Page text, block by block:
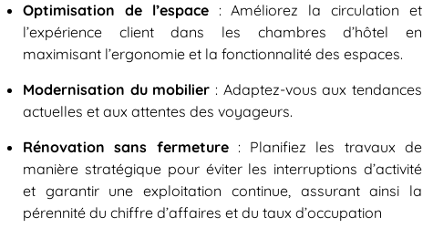
Optimisation de l’espace:Améliorez la circulation et
l’expérience client dans les chambres d’hôtel en
maximisant l’ergonomie et la fonctionnalité des espaces.
Modernisation du mobilier : Adaptez-vous aux tendances
actuelles et aux attentes des voyageurs.
Rénovation sans fermeture: Planifiez les travaux de
manière stratégique pour éviter les interruptions d’activité
et garantir une exploitation continue, assurant ainsi la
pérennité du chiffre d’affaires et du taux d’occupation